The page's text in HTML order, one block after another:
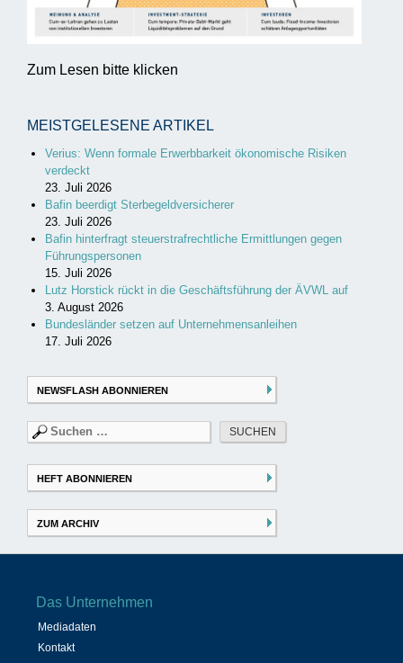
Zum Lesen bitte klicken
MEISTGELESENE ARTIKEL
Verius: Wenn formale Erwerbbarkeit ökonomische Risiken
verdeckt
23. Juli 2026
Bafin beerdigt Sterbegeldversicherer
23. Juli 2026
Bafin hinterfragt steuerstrafrechtliche Ermittlungen gegen
Führungspersonen
15. Juli 2026
Lutz Horstick rückt in die Geschäftsführung der ÄVWL auf
3. August 2026
Bundesländer setzen auf Unternehmensanleihen
17. Juli 2026
NEWSFLASH ABONNIEREN
Suchen
nach:
HEFT ABONNIEREN
ZUM ARCHIV
Das Unternehmen
Mediadaten
Kontakt